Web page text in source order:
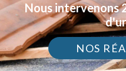
Nous intervenons
NOS